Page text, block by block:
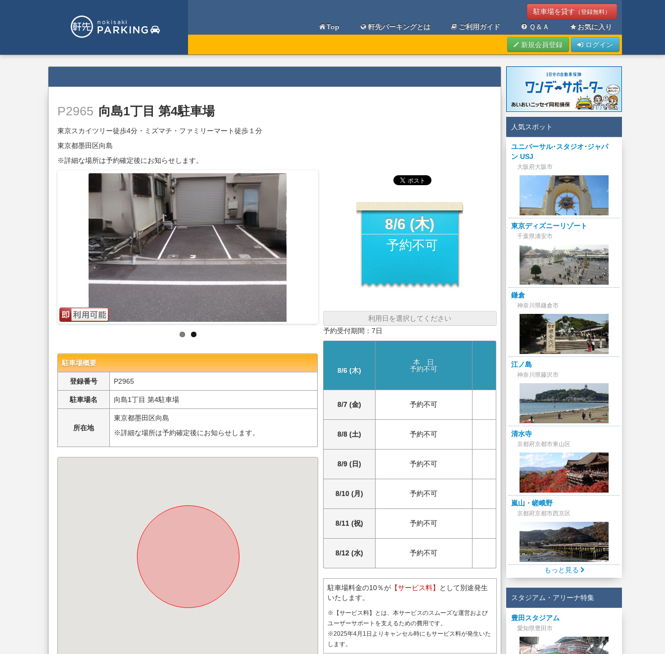
駐車場を貸す （登録無料）
Top 軒先パーキングとは ご利用ガイド Ｑ＆Ａ お気に入り
新規会員登録 ログイン
P2965 向島1丁目 第4駐車場
東京スカイツリー徒歩4分・ミズマチ・ファミリーマート徒歩１分
東京都墨田区向島
※詳細な場所は予約確定後にお知らせします。
駐車場概要
登録番号 P2965
駐車場名 向島1丁目 第4駐車場
所在地
東京都墨田区向島
※詳細な場所は予約確定後にお知らせします。
8/6 (木)
予約不可
利用日を選択してください
予約受付期間：7日
8/6 (木)
本 日
予約不可
8/7 (金) 予約不可
8/8 (土) 予約不可
8/9 (日) 予約不可
8/10 (月) 予約不可
8/11 (祝) 予約不可
8/12 (水) 予約不可
駐車場料金の10％が【サービス料】
として別途発生
いたします。
※【サービス料】とは、本サービスのスムーズな運営および
ユーザーサポートを支えるための費用です。
※2025年4月1日よりキャンセル時にもサービス料が発生いた
します。
人気スポット
ユニバーサル･スタジオ･ジャパ
ン USJ
大阪府大阪市
東京ディズニーリゾート
千葉県浦安市
鎌倉
神奈川県鎌倉市
江ノ島
神奈川県藤沢市
清水寺
京都府京都市東山区
嵐山・嵯峨野
京都府京都市西京区
もっと見る
スタジアム・アリーナ特集
豊田スタジアム
愛知県豊田市